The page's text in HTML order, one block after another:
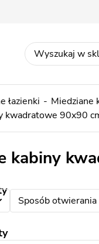
łazienki Miedziane
kwadratowe 90x90
kabiny
Sposób